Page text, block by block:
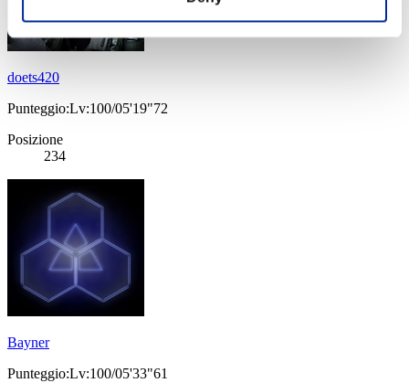
doets420
Punteggio:Lv:100/05'19"72
Posizione
234
Bayner
Punteggio:Lv:100/05'33"61